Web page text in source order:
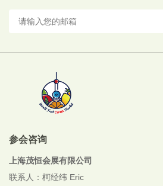
参会咨询
上海茂恒会展有限公司
联系人：柯经纬 Eric